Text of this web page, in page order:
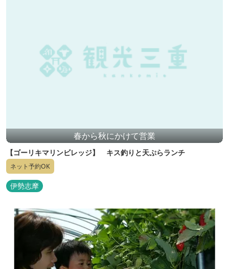
春から秋にかけて営業
【ゴーリキマリンビレッジ】 キス釣りと天ぷらランチ
ネット予約OK
伊勢志摩